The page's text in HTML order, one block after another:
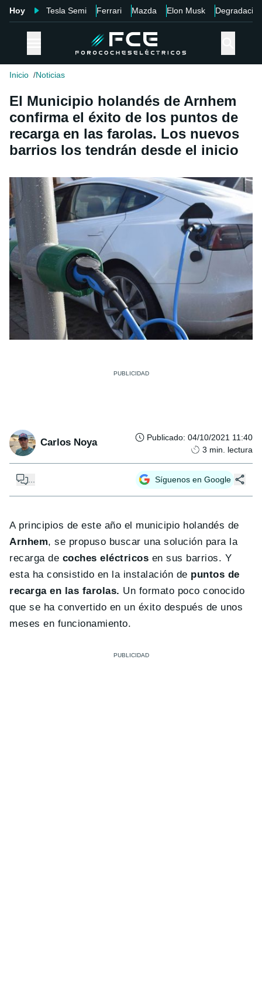
Hoy Tesla Semi Ferrari Mazda Elon Musk Degradación
Inicio Noticias
El Municipio holandés de Arnhem
confirma el éxito de los puntos de
recarga en las farolas. Los nuevos
barrios los tendrán desde el inicio
Carlos Noya Publicado: 04/10/2021 11:40
3 min. lectura
Síguenos en Google
A principios de este año el municipio holandés de
Arnhem, se propuso buscar una solución para la
recarga de coches eléctricos en sus barrios. Y
esta ha consistido en la instalación de puntos de
recarga en las farolas. Un formato poco conocido
que se ha convertido en un éxito después de unos
meses en funcionamiento.